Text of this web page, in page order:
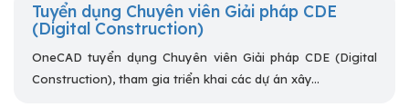
Tuyển dụng Chuyên viên Giải pháp CDE
(Digital Construction)
OneCAD tuyển dụng Chuyên viên Giải pháp CDE (Digital
Construction), tham gia triển khai các dự án xây...